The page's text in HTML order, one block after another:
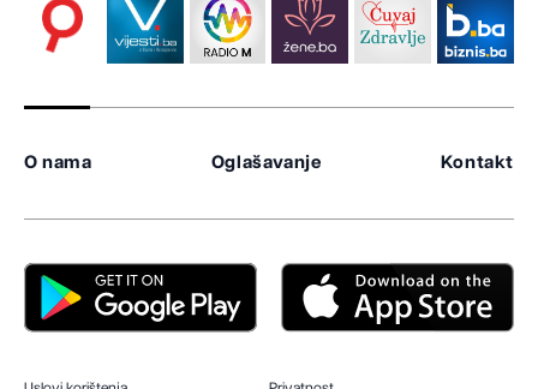
O nama Oglašavanje Kontakt